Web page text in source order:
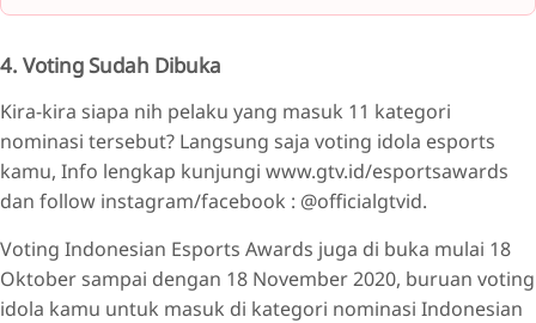
4. Voting Sudah Dibuka
Kira-kira siapa nih pelaku yang masuk 11 kategori
nominasi tersebut? Langsung saja voting idola esports
kamu, Info lengkap kunjungi www.gtv.id/esportsawards
dan follow instagram/facebook : @officialgtvid.
Voting Indonesian Esports Awards juga di buka mulai 18
Oktober sampai dengan 18 November 2020, buruan voting
idola kamu untuk masuk di kategori nominasi Indonesian